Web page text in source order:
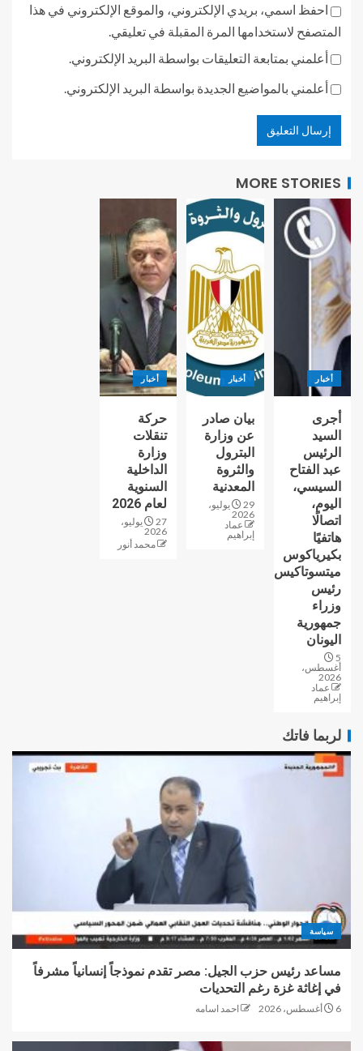
احفظ اسمي، بريدي الإلكتروني، والموقع الإلكتروني في هذا
المتصفح لاستخدامها المرة المقبلة في تعليقي.
أعلمني بمتابعة التعليقات بواسطة البريد الإلكتروني.
أعلمني بالمواضيع الجديدة بواسطة البريد الإلكتروني.
MORE STORIES
أخبار
أجرى
السيد
الرئيس
عبد الفتاح
السيسي،
اليوم،
اتصالًا
هاتفيًا
بكيرياكوس
ميتسوتاكيس
رئيس
وزراء
جمهورية
اليونان
5
أغسطس،
2026
عماد
إبراهيم
أخبار
بيان صادر
عن وزارة
البترول
والثروة
المعدنية
29 يوليو،
2026
عماد
إبراهيم
أخبار
حركة
تنقلات
وزارة
الداخلية
السنوية
لعام 2026
27 يوليو،
2026
محمد أنور
لربما فاتك
سياسة
مساعد رئيس حزب الجيل: مصر تقدم نموذجاً إنسانياً مشرفاً
في إغاثة غزة رغم التحديات
6 أغسطس، 2026 احمد اسامه